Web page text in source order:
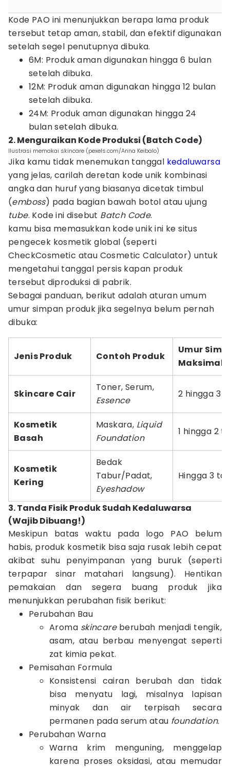
Kode PAO ini menunjukkan berapa lama produk
tersebut tetap aman, stabil, dan efektif digunakan
setelah segel penutupnya dibuka.
6M: Produk aman digunakan hingga 6 bulan
setelah dibuka.
12M: Produk aman digunakan hingga 12 bulan
setelah dibuka.
24M: Produk aman digunakan hingga 24
bulan setelah dibuka.
2. Menguraikan Kode Produksi (Batch Code)
Ilustrasi memakai skincare (pexels.com/Anna Keibalo)
Jika kamu tidak menemukan tanggal kedaluwarsa
yang jelas, carilah deretan kode unik kombinasi
angka dan huruf yang biasanya dicetak timbul
(emboss) pada bagian bawah botol atau ujung
tube. Kode ini disebut Batch Code.
kamu bisa memasukkan kode unik ini ke situs
pengecek kosmetik global (seperti
CheckCosmetic atau Cosmetic Calculator) untuk
mengetahui tanggal persis kapan produk
tersebut diproduksi di pabrik.
Sebagai panduan, berikut adalah aturan umum
umur simpan produk jika segelnya belum pernah
dibuka:
Jenis Produk Contoh Produk
Umur
Maksimal
Skincare Cair
Toner, Serum,
Essence
2 hingga 3
Kosmetik
Basah
Maskara, Liquid
Foundation
1 hingga 2
Kosmetik
Kering
Bedak
Tabur/Padat,
Eyeshadow
Hingga 3
3. Tanda Fisik Produk Sudah Kedaluwarsa
(Wajib Dibuang!)
Meskipun batas waktu pada logo PAO belum
habis, produk kosmetik bisa saja rusak lebih cepat
akibat suhu penyimpanan yang buruk (seperti
terpapar sinar matahari langsung). Hentikan
pemakaian dan segera buang produk jika
menunjukkan perubahan fisik berikut:
Perubahan Bau
Aroma skincareberubah menjadi tengik,
asam, atau berbau menyengat seperti
zat kimia pekat.
Pemisahan Formula
Konsistensi cairan berubah dan tidak
bisa menyatu lagi, misalnya lapisan
minyak dan air terpisah secara
permanen pada serum atau foundation.
Perubahan Warna
Warna krim menguning, menggelap
karena proses oksidasi, atau memudar